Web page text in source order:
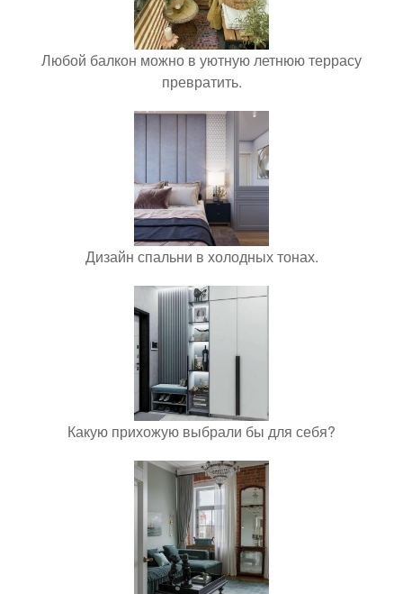
Любой балкон можно в уютную летнюю террасу
превратить.
Дизайн спальни в холодных тонах.
Какую прихожую выбрали бы для себя?